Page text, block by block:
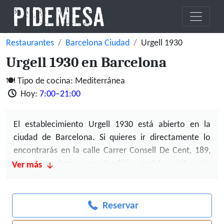
Restaurantes Barcelona Ciudad Urgell 1930
Urgell 1930 en Barcelona
Tipo de cocina: Mediterránea
Hoy: 7:00–21:00
El establecimiento Urgell 1930 está abierto en la
ciudad de Barcelona. Si quieres ir directamente lo
encontrarás en la calle Carrer Consell De Cent, 189,
Barcelona, lugar que también podrás visitar sin
Urgell 1930 es un restaurante de cocina mediterránea
idóneo si te acercas por la singular zona de
Barcelona.
Ver más
Reservar